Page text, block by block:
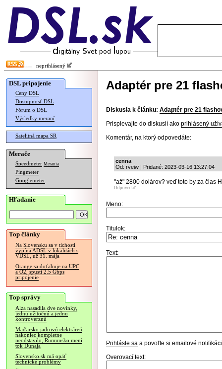
neprihlásený
DSL pripojenie
Ceny DSL
Dostupnosť DSL
Fórum o DSL
Výsledky meraní
Satelitná mapa SR
Merače
Speedmeter Merania
Pingmeter
Googlemeter
Hľadanie
Top články
Na Slovensku sa v tichosti
vypína ADSL v lokalitách s
VDSL, už 31. mája
Orange sa doťahuje na UPC
a O2, spustí 2.5 Gbps
pripojenie
Top správy
Alza nasadila dve novinky,
jednu užitočnú a jednu
kontroverznú
Maďarsko jadrovú elektráreň
nakoniec kompletne
neodstavilo, Rumunsko mení
tok Dunaja
Slovensko.sk má opäť
technické problémy
Adaptér pre 21
Diskusia k článku: Adaptér pre 21
Prispievajte do diskusií ako prihlásený
Komentár, na ktorý odpovedáte:
cenna
Od: rveiw | Pridané: 2023-03-16 13:27:04
"až" 2800 dolárov? veď toto by za čias
Odpovedať
Meno:
Titulok:
Text:
Prihláste sa a povoľte si emailové
Overovací text: